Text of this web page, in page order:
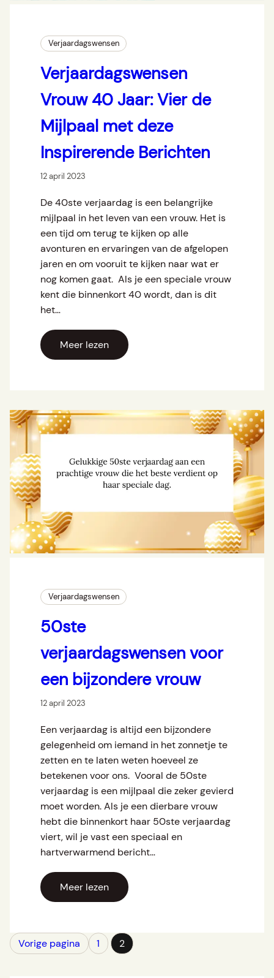
Verjaardagswensen
Verjaardagswensen
Vrouw 40 Jaar: Vier de
Mijlpaal met deze
Inspirerende Berichten
12 april 2023
De 40ste verjaardag is een belangrijke
mijlpaal in het leven van een vrouw. Het is
een tijd om terug te kijken op alle
avonturen en ervaringen van de afgelopen
jaren en om vooruit te kijken naar wat er
nog komen gaat. Als je een speciale vrouw
kent die binnenkort 40 wordt, dan is dit
het…
Meer lezen
Verjaardagswensen
50ste
verjaardagswensen voor
een bijzondere vrouw
12 april 2023
Een verjaardag is altijd een bijzondere
gelegenheid om iemand in het zonnetje te
zetten en te laten weten hoeveel ze
betekenen voor ons. Vooral de 50ste
verjaardag is een mijlpaal die zeker gevierd
moet worden. Als je een dierbare vrouw
hebt die binnenkort haar 50ste verjaardag
viert, wil je vast een speciaal en
hartverwarmend bericht…
Meer lezen
Vorige pagina 1 2